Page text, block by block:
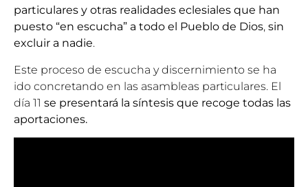
particulares y otras realidades eclesiales que han
puesto “en escucha” a todo el Pueblo de Dios, sin
excluir a nadie.
Este proceso de escucha y discernimiento se ha
ido concretando en las asambleas particulares. El
día 11 se presentará la síntesis que recoge todas las
aportaciones.